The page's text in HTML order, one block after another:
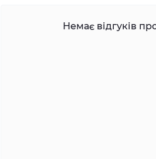
Немає відгуків